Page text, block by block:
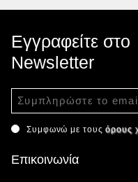
Εγγραφείτε στο
Newsletter
Συμφωνώ με τουςόρους
Επικοινωνία